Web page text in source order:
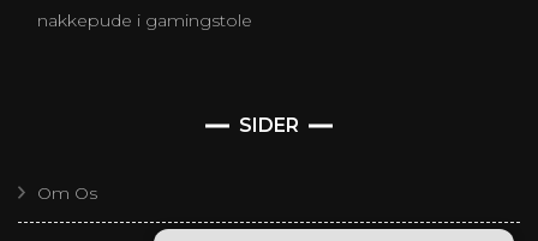
nakkepude i gamingstole
SIDER
Om Os